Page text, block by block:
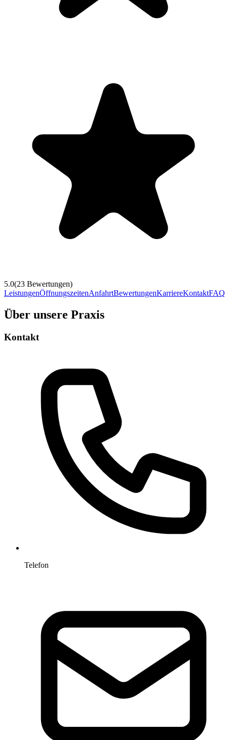
5.0(23 Bewertungen)
LeistungenÖffnungszeitenAnfahrtBewertungenKarriereKontaktFAQ
Über unsere Praxis
Kontakt
Telefon